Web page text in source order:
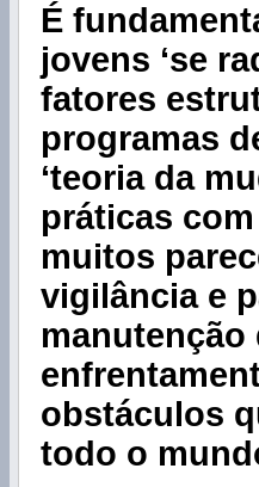
É
jovens ‘se
fatores
programas
‘teoria da
práticas
muitos
vigilância e
manutenção
obstáculos
todo o